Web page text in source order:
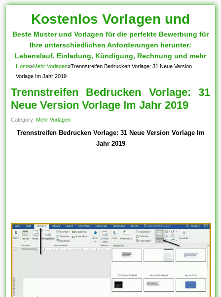
Kostenlos Vorlagen und
Muster
Beste Muster und Vorlagen für die perfekte Bewerbung für
Ihre unterschiedlichen Anforderungen herunter:
Lebenslauf, Einladung, Kündigung, Rechnung und mehr
Home»Mehr Vorlagen»Trennstreifen Bedrucken Vorlage: 31 Neue Version
Vorlage Im Jahr 2019
Trennstreifen Bedrucken Vorlage: 31
Neue Version Vorlage Im Jahr 2019
Category: Mehr Vorlagen
Trennstreifen Bedrucken Vorlage: 31 Neue Version Vorlage Im
Jahr 2019